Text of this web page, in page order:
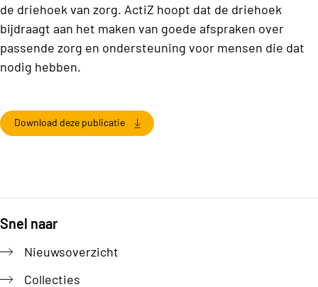
de driehoek van zorg. ActiZ hoopt dat de driehoek
bijdraagt aan het maken van goede afspraken over
passende zorg en ondersteuning voor mensen die dat
nodig hebben.
Download deze publicatie
Snel naar
Nieuwsoverzicht
Collecties